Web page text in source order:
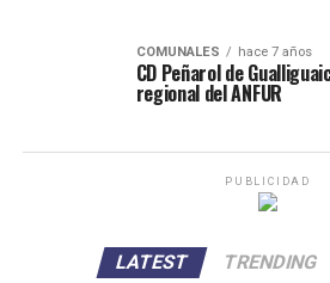
COMUNALES hace 7 años
CD Peñarol de
regional del ANFUR
PUBLICIDAD
LATEST TRENDING